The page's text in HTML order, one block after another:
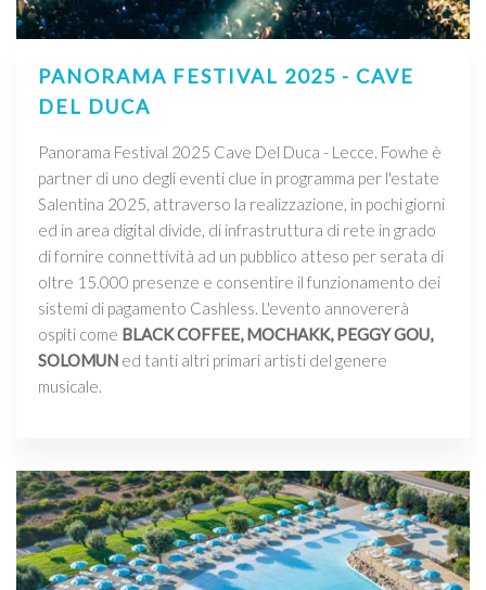
PANORAMA FESTIVAL 2025 - CAVE
DEL DUCA
Panorama Festival 2025 Cave Del Duca - Lecce. Fowhe è
partner di uno degli eventi clue in programma per l'estate
Salentina 2025, attraverso la realizzazione, in pochi giorni
ed in area digital divide, di infrastruttura di rete in grado
di fornire connettività ad un pubblico atteso per serata di
oltre 15.000 presenze e consentire il funzionamento dei
sistemi di pagamento Cashless. L'evento annovererà
ospiti come BLACK COFFEE, MOCHAKK, PEGGY GOU,
SOLOMUN ed tanti altri primari artisti del genere
musicale.